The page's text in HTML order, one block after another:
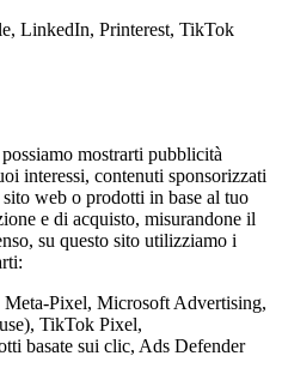
LinkedIn, Printerest, TikTok
mostrarti pubblicità
interessi, contenuti sponsorizzati
web o prodotti in base al tuo
e di acquisto, misurandone il
su questo sito utilizziamo i
Pixel, Microsoft Advertising,
TikTok Pixel,
basate sui clic, Ads Defender